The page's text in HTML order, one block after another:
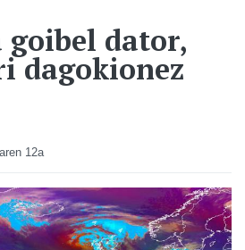
goibel dator,
dagokionez
12a